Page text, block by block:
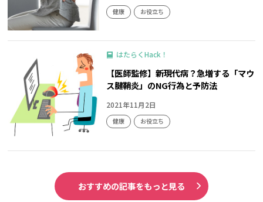
健康 お役立ち
はたらくHack！
【医師監修】新現代病？急増する「マウ
ス腱鞘炎」のNG行為と予防法
2021年11月2日
健康 お役立ち
おすすめの記事をもっと見る